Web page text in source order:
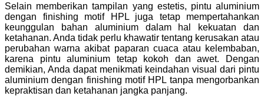
Selain memberikan tampilan yang estetis, pintu aluminium
dengan finishing motif HPL juga tetap mempertahankan
keunggulan bahan aluminium dalam hal kekuatan dan
ketahanan. Anda tidak perlu khawatir tentang kerusakan atau
perubahan warna akibat paparan cuaca atau kelembaban,
karena pintu aluminium tetap kokoh dan awet. Dengan
demikian, Anda dapat menikmati keindahan visual dari pintu
aluminium dengan finishing motif HPL tanpa mengorbankan
kepraktisan dan ketahanan jangka panjang.